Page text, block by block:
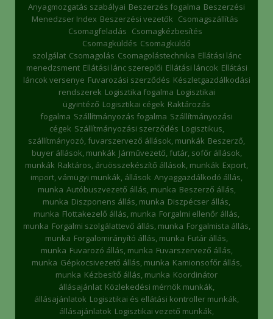
Anyagmozgatás szabályai Beszerzés fogalma Beszerzési
Menedzser Index Beszerzési vezetők Csomagszállítás
Csomagfeladás Csomagkézbesítés
Csomagküldés Csomagküldő
szolgálat Csomagolás Csomagolástechnika Ellátási lánc
menedzsment Ellátási lánc szereplői Ellátási láncok Ellátási
láncok versenye Fuvarozási szerződés Készletgazdálkodási
rendszerek Logisztika fogalma Logisztikai
ügyintéző Logisztikai cégek Raktározás
fogalma Szállítmányozás fogalma Szállítmányozási
cégek Szállítmányozási szerződés Logisztikus,
szállítmányozó, fuvarszervező állások, munkák Beszerző,
buyer állások, munkák Járművezető, futár, sofőr állások,
munkák Raktáros, áruösszekészítő állások, munkák Export,
import, vámügyi munkák, állások Anyaggazdálkodó állás,
munka Autóbuszvezető állás, munka Beszerző állás,
munka Diszponens állás, munka Diszpécser állás,
munka Flottakezelő állás, munka Forgalmi ellenőr állás,
munka Forgalmi szolgálattevő állás, munka Forgalmista állás,
munka Forgalomirányító állás, munka Futár állás,
munka Fuvarozó állás, munka Fuvarszervező állás,
munka Gépkocsivezető állás, munka Kamionsofőr állás,
munka Kézbesítő állás, munka Koordinátor
állásajánlat Közlekedési mérnök munkák,
állásajánlatok Logisztikai és ellátási kontroller munkák,
állásajánlatok Logisztikai vezető munkák,